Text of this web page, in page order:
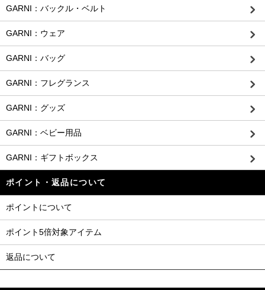
GARNI：バックル・ベルト
GARNI：ウェア
GARNI：バッグ
GARNI：フレグランス
GARNI：グッズ
GARNI：ベビー用品
GARNI：ギフトボックス
ポイント・返品について
ポイントについて
ポイント5倍対象アイテム
返品について